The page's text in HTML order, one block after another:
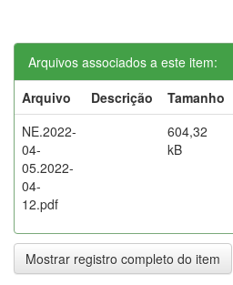
Arquivos associados a este item:
Arquivo
Descrição Tamanho
NE.2022-
04-
05.2022-
04-
12.pdf
604,32
kB
Mostrar registro completo do item